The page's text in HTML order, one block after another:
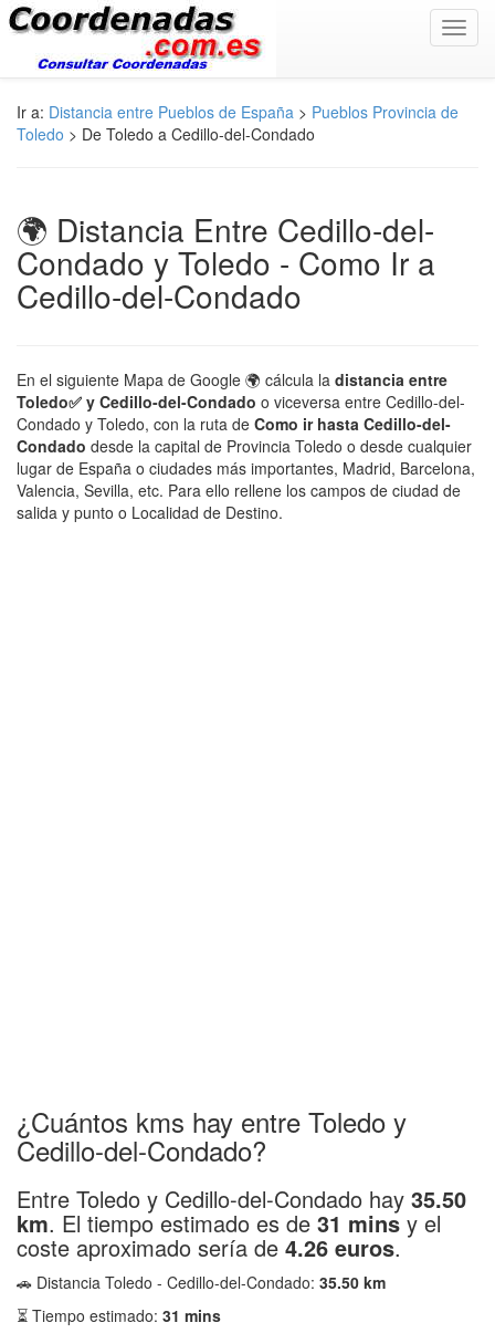
Ir a: Distancia entre Pueblos de España > Pueblos Provincia de
Toledo > De Toledo a Cedillo-del-Condado
🌍 Distancia Entre Cedillo-del-
Condado y Toledo - Como Ir a
Cedillo-del-Condado
En el siguiente Mapa de Google 🌍 cálcula la distancia entre
Toledo✅ y Cedillo-del-Condado o viceversa entre Cedillo-del-
Condado y Toledo, con la ruta de Como ir hasta Cedillo-del-
Condado desde la capital de Provincia Toledo o desde cualquier
lugar de España o ciudades más importantes, Madrid, Barcelona,
Valencia, Sevilla, etc. Para ello rellene los campos de ciudad de
salida y punto o Localidad de Destino.
¿Cuántos kms hay entre Toledo y
Cedillo-del-Condado?
Entre Toledo y Cedillo-del-Condado hay 35.50
km. El tiempo estimado es de 31 mins y el
coste aproximado sería de 4.26 euros.
🚗 Distancia Toledo - Cedillo-del-Condado: 35.50 km
⏳ Tiempo estimado: 31 mins